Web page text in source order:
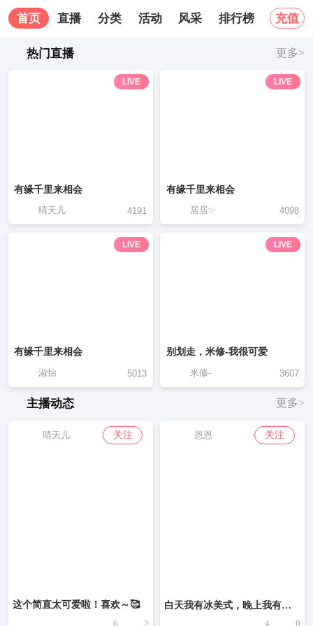
充值
首页 直播 分类 活动 风采 排行榜 关于我
热门直播 更多>
LIVE
有缘千里来相会
晴天儿 4191
LIVE
有缘千里来相会
居居✨ 4098
LIVE
有缘千里来相会
淑怡 5013
LIVE
别划走，米修-我很可爱
米修- 3607
主播动态 更多>
晴天儿 关注
这个简直太可爱啦！喜欢～🥰
6 2
恩恩 关注
白天我有冰美式，晚上我有褪黑素，自己把生活照顾的妥妥贴贴，好像也不缺什么了！❤️
4 0